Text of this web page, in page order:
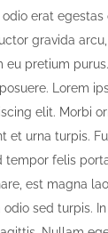
erat
gravida
eu pretium
Lorem
elit. Morbi
et urna turpis.
tempor felis
est magna
odio sed turpis.